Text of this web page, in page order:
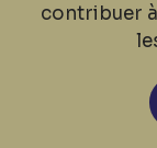
contribuer